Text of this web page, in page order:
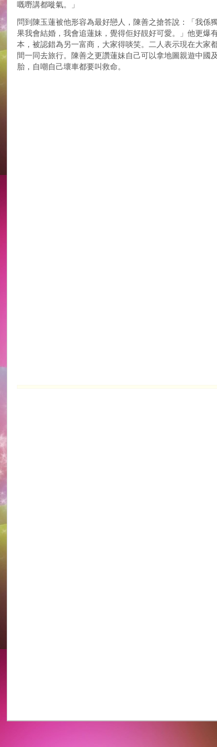
嘅嘢講都嘥氣。」
問到陳玉蓮被他形容為最好戀人，陳善之搶答說：「我係
果我會結婚，我會追蓮妹，覺得佢好靚好可愛。」他更爆
本，被認錯為另一富商，大家得啖笑。二人表示現在大家
間一同去旅行。陳善之更讚蓮妹自己可以拿地圖親遊中國
胎，自嘲自己壞車都要叫救命。